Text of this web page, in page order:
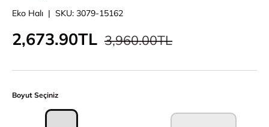
Eko Halı | SKU: 3079-15162
İndirimli fiyat
2,673.90TL Normal fiyat
3,960.00TL
Boyut Seçiniz